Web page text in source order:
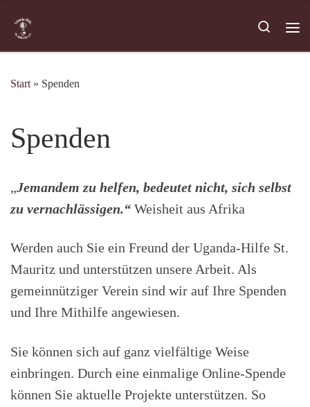
Zum Inhalt springen
Search
Start » Spenden
Spenden
„Jemandem zu helfen, bedeutet nicht, sich selbst
zu vernachlässigen.“ Weisheit aus Afrika
Werden auch Sie ein Freund der Uganda-Hilfe St.
Mauritz und unterstützen unsere Arbeit. Als
gemeinnütziger Verein sind wir auf Ihre Spenden
und Ihre Mithilfe angewiesen.
Sie können sich auf ganz vielfältige Weise
einbringen. Durch eine einmalige Online-Spende
können Sie aktuelle Projekte unterstützen. So